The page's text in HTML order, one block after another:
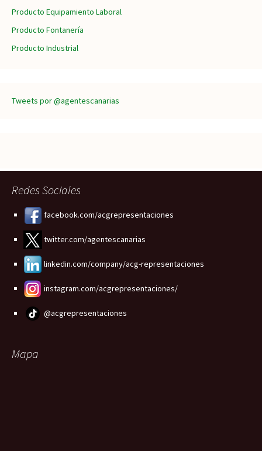
Producto Equipamiento Laboral
Producto Fontanería
Producto Industrial
Tweets por @agentescanarias
Redes Sociales
facebook.com/acgrepresentaciones
twitter.com/agentescanarias
linkedin.com/company/acg-representaciones
instagram.com/acgrepresentaciones/
@acgrepresentaciones
Mapa